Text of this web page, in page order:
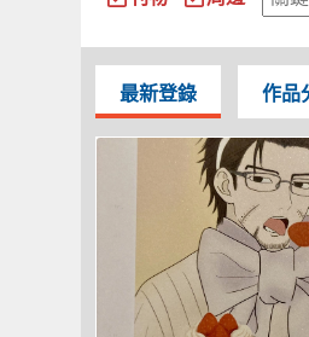
最新登錄 作品